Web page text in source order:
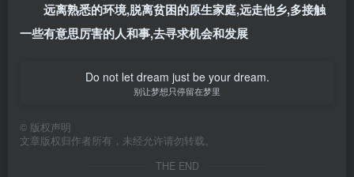
远离熟悉的环境,脱离贫困的原生家庭,远走他乡,多接触
一些有意思厉害的人和事,去寻求机会和发展
Do not let dream just be your dream.
别让梦想只停留在梦里
© 版权声明
文章版权归作者所有，未经允许请勿转载。
THE END